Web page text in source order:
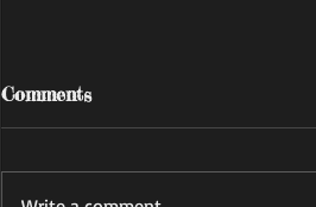
Comments